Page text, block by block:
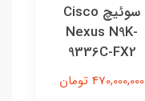
سوئیچ Cisco
Nexus N9K-
9336C-FX2
470,000,000 تومان